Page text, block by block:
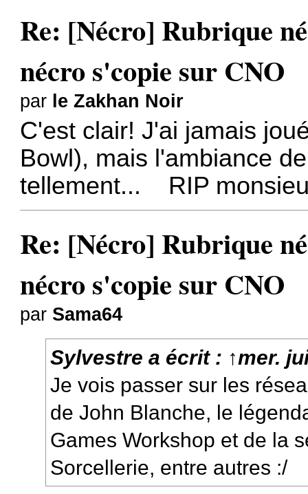
Re: [Nécro] Rubrique
nécro s'copie sur CNO
par le Zakhan Noir
C'est clair! J'ai jamais
Bowl), mais l'ambiance
tellement... RIP
Re: [Nécro] Rubrique
nécro s'copie sur CNO
par Sama64
Sylvestre a écrit : ↑mer.
Je vois passer sur les
de John Blanche, le
Games Workshop et de la
Sorcellerie, entre autres :/